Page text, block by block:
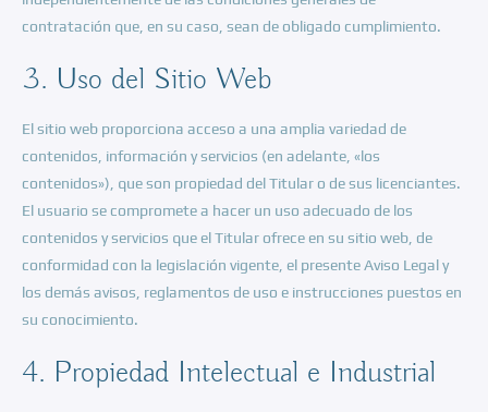
contratación que, en su caso, sean de obligado cumplimiento.
3. Uso del Sitio Web
El sitio web proporciona acceso a una amplia variedad de
contenidos, información y servicios (en adelante, «los
contenidos»), que son propiedad del Titular o de sus licenciantes.
El usuario se compromete a hacer un uso adecuado de los
contenidos y servicios que el Titular ofrece en su sitio web, de
conformidad con la legislación vigente, el presente Aviso Legal y
los demás avisos, reglamentos de uso e instrucciones puestos en
su conocimiento.
4. Propiedad Intelectual e Industrial